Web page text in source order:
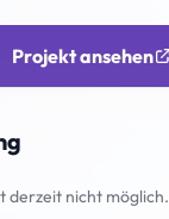
Projekt ansehen
derzeit nicht möglich.